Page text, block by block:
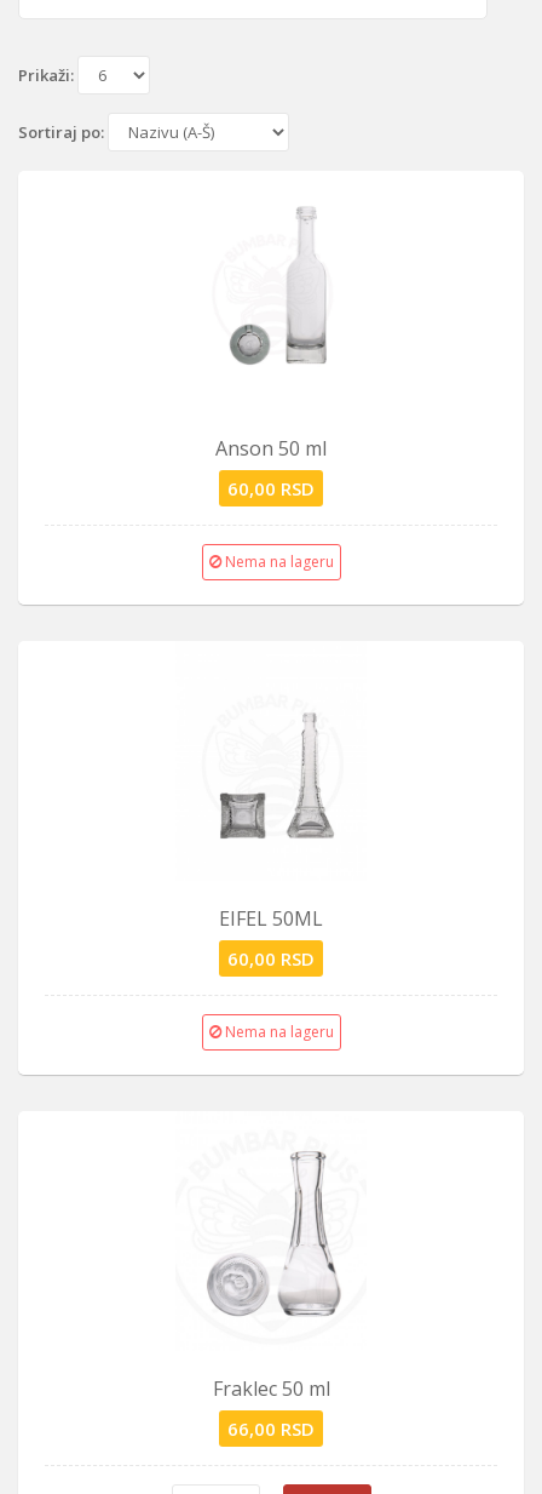
Prikaži:
Sortiraj po:
Anson 50 ml
60,00 RSD
Nema na lageru
EIFEL 50ML
60,00 RSD
Nema na lageru
Fraklec 50 ml
66,00 RSD